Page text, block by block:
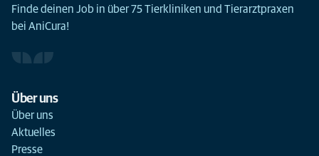
Finde deinen Job in über 75 Tierkliniken und Tierarztpraxen
bei AniCura!
Über uns
Über uns
Aktuelles
Presse